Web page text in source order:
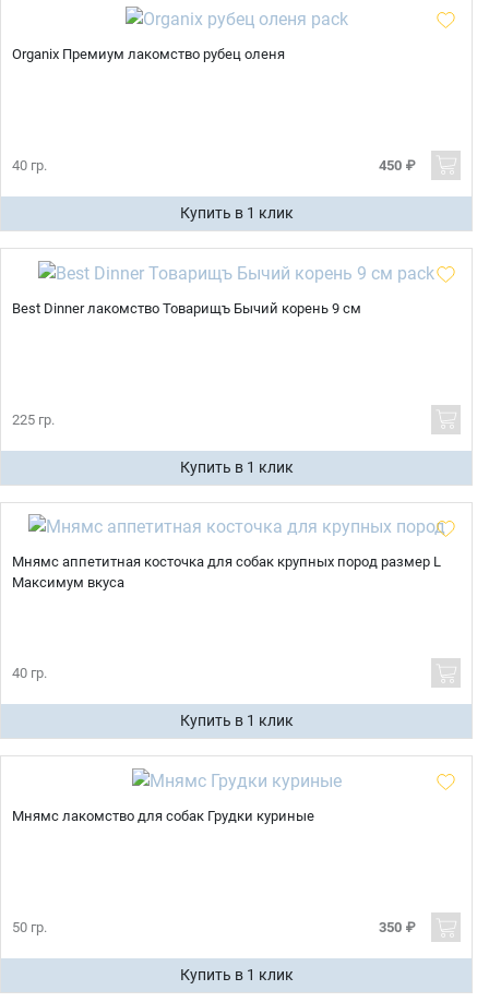
Organix Премиум лакомство рубец оленя
40 гр. 450 ₽
Купить в 1 клик
Best Dinner лакомство Товарищъ Бычий корень 9 см
225 гр.
Купить в 1 клик
Мнямс аппетитная косточка для собак крупных пород размер L
Максимум вкуса
40 гр.
Купить в 1 клик
Мнямс лакомство для собак Грудки куриные
50 гр. 350 ₽
Купить в 1 клик